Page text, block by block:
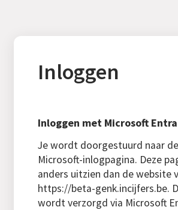
Inloggen
Inloggen met Microsoft Entra
Je wordt doorgestuurd naar
Microsoft-inlogpagina. Deze
anders uitzien dan de website
https://beta-genk.incijfers.be.
wordt verzorgd via Microsoft